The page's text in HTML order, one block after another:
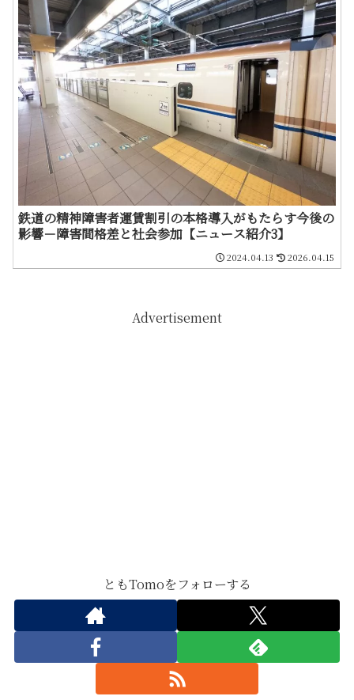
鉄道の精神障害者運賃割引の本格導入がもたらす今後の
影響－障害間格差と社会参加【ニュース紹介3】
2024.04.13 2026.04.15
Advertisement
ともTomoをフォローする